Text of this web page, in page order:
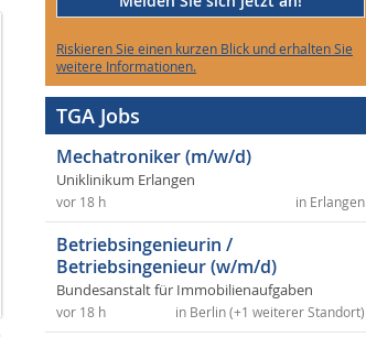
Riskieren Sie einen kurzen Blick und erhalten Sie
weitere Informationen.
TGA Jobs
Mechatroniker (m/w/d)
Uniklinikum Erlangen
in Erlangen
vor 18 h
Betriebsingenieurin /
Betriebsingenieur (w/m/d)
Bundesanstalt für Immobilienaufgaben
in Berlin (+1 weiterer Standort)
vor 18 h